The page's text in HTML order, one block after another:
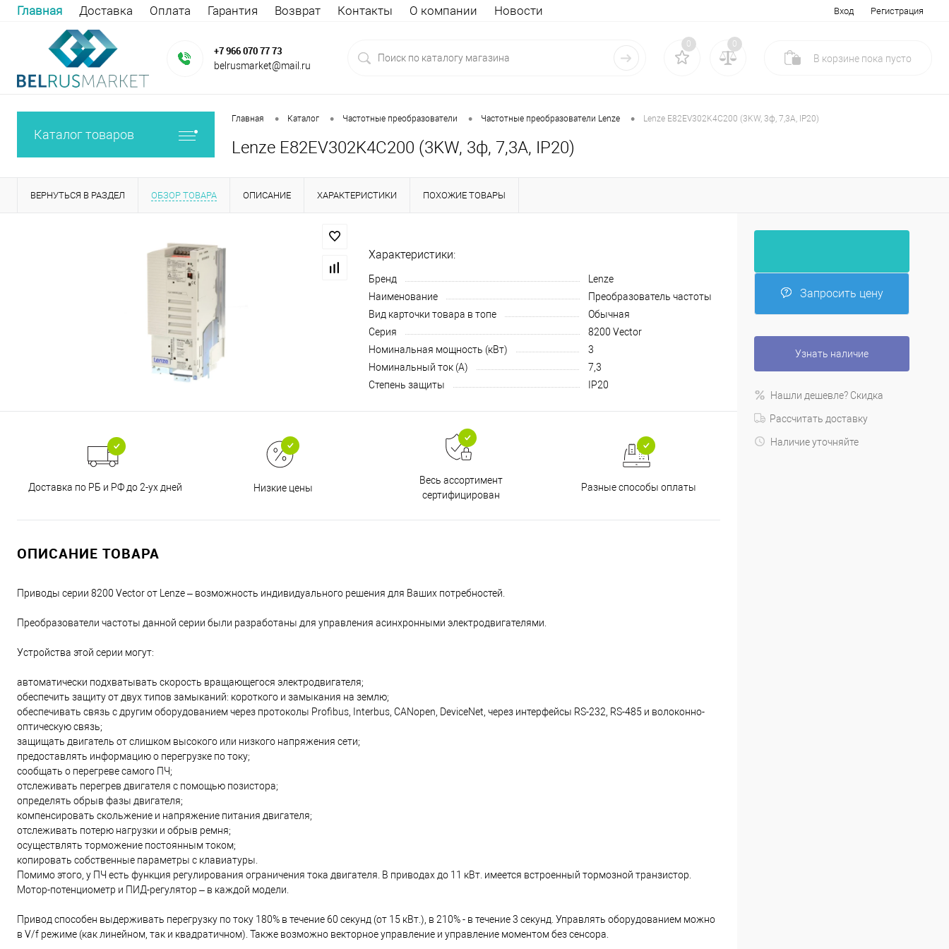
Главная Доставка Оплата Гарантия Возврат Контакты О компании Новости Вход Регистрация
+7 966 070 77 73
belrusmarket@mail.ru
0 0
В корзине пока пусто
Каталог товаров
Главная • Каталог • Частотные преобразователи • Частотные преобразователи Lenze • Lenze E82EV302K4C200 (3KW, 3ф, 7,3A, IP20)
Lenze E82EV302K4C200 (3KW, 3ф, 7,3A, IP20)
ВЕРНУТЬСЯ В РАЗДЕЛ ОБЗОР ТОВАРА ОПИСАНИЕ ХАРАКТЕРИСТИКИ ПОХОЖИЕ ТОВАРЫ
Характеристики:
Бренд
Lenze
Наименование
Преобразователь частоты
Вид карточки товара в топе
Обычная
Серия
8200 Vector
Номинальная мощность (кВт)
3
Номинальный ток (А)
7,3
Степень защиты
IP20
Доставка по РБ и РФ до 2-ух дней Низкие цены
Весь ассортимент
сертифицирован
Разные способы оплаты
ОПИСАНИЕ ТОВАРА
Приводы серии 8200 Vector от Lenze – возможность индивидуального решения для Ваших потребностей.
Преобразователи частоты данной серии были разработаны для управления асинхронными электродвигателями.
Устройства этой серии могут:
автоматически подхватывать скорость вращающегося электродвигателя;
обеспечить защиту от двух типов замыканий: короткого и замыкания на землю;
обеспечивать связь с другим оборудованием через протоколы Profibus, Interbus, CANopen, DeviceNet, через интерфейсы RS-232, RS-485 и волоконно-
оптическую связь;
защищать двигатель от слишком высокого или низкого напряжения сети;
предоставлять информацию о перегрузке по току;
сообщать о перегреве самого ПЧ;
отслеживать перегрев двигателя с помощью позистора;
определять обрыв фазы двигателя;
компенсировать скольжение и напряжение питания двигателя;
отслеживать потерю нагрузки и обрыв ремня;
осуществлять торможение постоянным током;
копировать собственные параметры с клавиатуры.
Помимо этого, у ПЧ есть функция регулирования ограничения тока двигателя. В приводах до 11 кВт. имеется встроенный тормозной транзистор.
Мотор-потенциометр и ПИД-регулятор – в каждой модели.
Привод способен выдерживать перегрузку по току 180% в течение 60 секунд (от 15 кВт.), в 210% - в течение 3 секунд. Управлять оборудованием можно
в V/f режиме (как линейном, так и квадратичном). Также возможно векторное управление и управление моментом без сенсора.
Запросить цену
Узнать наличие
Нашли дешевле? Скидка
Рассчитать доставку
Наличие уточняйте